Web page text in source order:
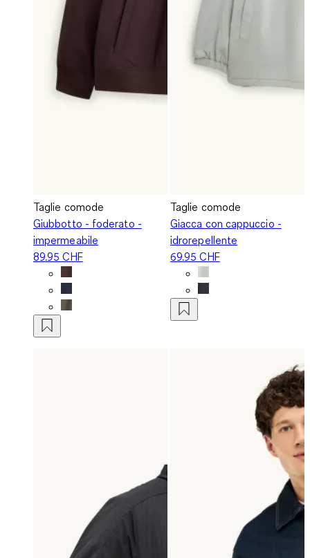
Taglie comode
Giubbotto - foderato -
impermeabile
89.95 CHF
Taglie comode
Giacca con cappuccio -
idrorepellente
69.95 CHF